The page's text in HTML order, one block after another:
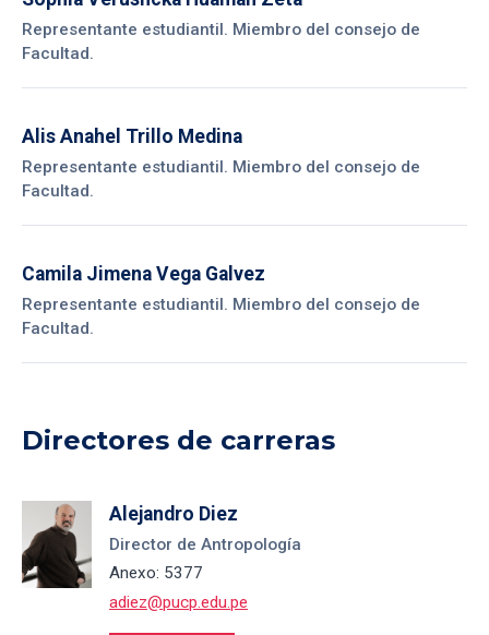
Representante estudiantil. Miembro del consejo de
Facultad.
Alis Anahel Trillo Medina
Representante estudiantil. Miembro del consejo de
Facultad.
Camila Jimena Vega Galvez
Representante estudiantil. Miembro del consejo de
Facultad.
Directores de carreras
Alejandro Diez
Director de Antropología
Anexo: 5377
adiez@pucp.edu.pe